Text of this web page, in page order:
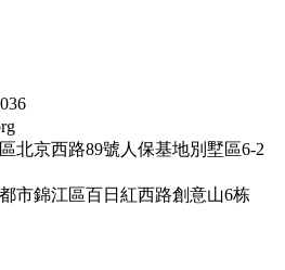
北京西路89號人保基地別墅區6-2
市錦江區百日紅西路創意山6栋